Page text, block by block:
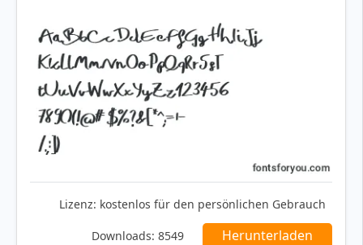
Lizenz: kostenlos für den persönlichen Gebrauch
Downloads: 8549 Herunterladen